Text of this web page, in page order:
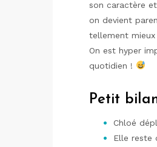
son caractère
on devient
tellement mieux
On est hyper
quotidien !
Petit
Chloé
Elle reste